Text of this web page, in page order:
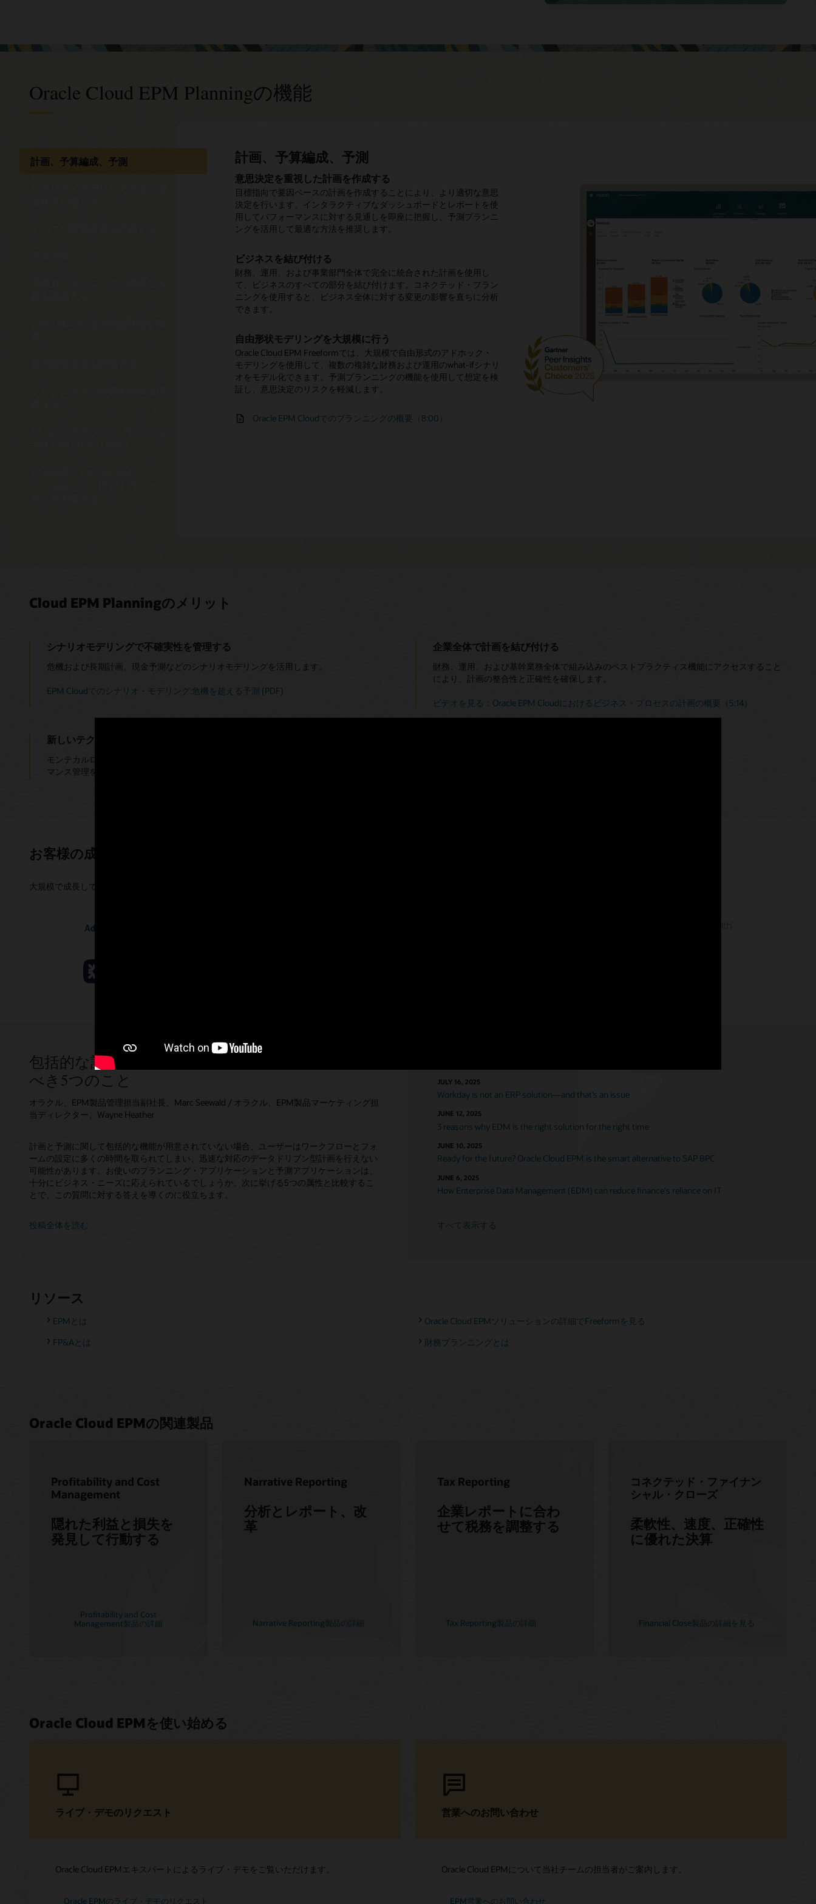
Oracle Cloud EPM Planningの機能
計画、予算編成、予測 計画、予算編成、予測
意思決定を重視した計画を作成する
目標指向で要因ベースの計画を作成することにより、より適切な意思
決定を行います。インタラクティブなダッシュボードとレポートを使
用してパフォーマンスに対する見通しを即座に把握し、予測プランニ
ングを活用して最適な方法を推奨します。
ビジネスを結び付ける
財務、運用、および事業部門全体で完全に統合された計画を使用し
て、ビジネスのすべての部分を結び付けます。コネクテッド・プラン
ニングを使用すると、ビジネス全体に対する変更の影響を直ちに分析
できます。
自由形状モデリングを大規模に行う
Oracle Cloud EPM Freeformでは、大規模で自由形式のアドホック・
モデリングを使用して、複数の複雑な財務および運用のwhat-ifシナリ
オをモデル化できます。予測プランニングの機能を使用して想定を検
証し、意思決定のリスクを軽減します。
Oracle EPM Cloudでのプランニングの概要（8:00）
シナリオ・モデリングであらゆる状況に備
える
洗練された財務インテリジェンスを適用する
財務インテリジェンスなどの強力な組み込み機能を活用して、複数の
シナリオを迅速にモデル化し、変化に迅速に対処します。
モンテカルロ・シミュレーションを使用して、さまざまなシナリオの
可能性を判断し、自身を持って決定できるようにします。
計画に合わせて戦略を調整する
資本構造を最適化する
さまざまな資金調達オプションをモデル化し、戦略が信用格付けと資
本構造に与える影響を理解します。
シナリオ計画で道筋を確認
すべての財務諸表を計画する
収益計画を最適化する
ビジネスに関連する特定の要因のディメンションを追加することによ
り、収益、売上、総マージンを正確に計画します。
すべての支出を計画する
の支出を計画します。事前に構築された統合により、人材および資本
計画に伴う支出を含めます。
バランス・シートを分析する
バランス・シートを損益計算書およびキャッシュ・フローと完全に統
て構成します。
キャッシュ・フローをモデル化する
短期、中期、および長期の完全に統合されたキャッシュ・フロー計画
を使用して、業務から得られる収入をモデル化します。
Financialsの概要（3:58）
現金予測
資金管理の自動化
現金、売掛金、買掛金、給与、税金、外部銀行データなど、関連する
すべてのデータストリームの収集を自動化します。資金ポジションに
関する包括的で信頼できるビューを1か所で得ることができます。
予測アルゴリズムを活用して日次または週次キャッシュ予測を自動生
成し、キャッシュ予測のスピードと精度を向上させることで、キャッ
シュフローを最適化します。自動化の促進とより頻繁な現金予測の更
新により、問題や好機を早期に発見できます。
予測的資金予測で迅速に対応しましょう。資金予測とシナリオ・プラ
ンニングを使用して次のステップを決定し、業務上および戦略上の是
正措置をより迅速に講じることで、全社的な利害関係者の連携を図る
ことができます。
Oracle Cloud ERP資金管理の詳細
労働力プランニングで優秀な人材を確保す
る
報酬に関する支出の計画
すぐに使用できる要因ベースのプランニングを使用して、従業員ご
と、ジョブ・コードごと、またはビジネスにとって意味のある詳細レ
ベルで報酬関連の支出を計画します。
財務とHRを一致させる
戦略的目標を達成するために必要な人材を確保します。事前構築され
たOracle Cloud Human Capital Management（HCM）への統合、およ
び他のサードパーティのクラウドHCMソリューションとの統合によ
り、HRとの協力体制を強化します。
使いやすいウィザードベースのプランニングを活用する
使いやすいプランニング・ウィザードを使用して、手当、税金費用な
どの複雑な従業員支出計算を管理します。
人材確保の概要（3:50）
Oracle Cloud EPM Strategic Workforce Planningの詳細（PDF）
Sales Planningで収益目標を達成
成功のための最適な割当
AIによる強力な予測計画の機能、柔軟なモデリングおよび分析を利用
して、市場や営業の担当領域のカバレッジを最適化し、データドリブ
ンな目標計画を実現します。
データドリブンな営業およびプロモーション計画ツールで、正確なキ
ー・アカウント計画を作成し、適切なプロモーション戦略を策定し、
コラボレーションを促進し、what-ifシナリオを実行します。
高度な販売予測
トメントを組み合わせ、セールス・パイプラインと財務実績のデータ
を使用して、可能な限り正確な予測を週次、月次、またはローリング
形式で提供します。
Ventana Revenue Performance Managementレポートを読む
Oracle Cloud EPM Sales Planningの詳細（PDF）
資本資産支出を計画する
設備投資のライフサイクル全体を追跡する
投資資産とリース資産のキャッシュ・フローおよび資金調達計画を作
成します。また、新しい資本資産を計画し、資産の存続期間中の減価
償却と一括償却については、あらかじめ用意された計算を利用しま
す。
資産関連の支出を計画する
修理や保険など、資産関連の支出を簡単にモデル化できます。除却、
譲渡、改修などのプロセスを自動化します。
無形資産の計画
の無形資産の計画を作成します。
資本的支出を確認する
資産の概要レポート、実際の差異と計画の差異など、資本的支出の全
体的な分析を行います。資産クラスおよびビジネス・ユニットごとの
影響を確認してください。
プロジェクトの財務的側面を理解する
すべてのプロジェクト・タイプをモデル化する
あらかじめ用意された要因を使用して、短期プロジェクトと長期プロ
ジェクトの両方に関連するコストを計画します。このようなものとし
て、IT、研究開発、マーケティング・キャンペーンなどの内部プロジ
ェクトのほか、契約ベースのプロジェクトや、建設、エンジニアリン
プロジェクトが挙げられます。
詳細なプロジェクトのコストと収益を計画する
プロジェクトの財務的な影響を把握します。個々の従業員と資産関連
のコスト、および予期される収益の計画に役立つ要因を使用します。
プロジェクトのパフォーマンスを追跡する
事前に作成された指標を使用して、プロジェクトの収益、支出、およ
びキャッシュ・フローを追跡します。正味現在価値、投資回収、投資
収益率などのパフォーマンス指標を活用します。
Integrated Business Planning and
Execution（IBPx）
計画、実行、財務、および運用を接続
計画を実行に移してアクティビティを監視し、IoT、AI、および規範
分析を使用して想定外のイベントを検出します。代替の対応策をシミ
ュレートおよび評価して、ビジネス目標を維持または改善します。
決定までの時間を短縮
計画と実行のリアルタイムな詳細情報を活用して、望ましくない傾向
に迅速、効果的に対処します。
プロセス全体にわたる統合ビュー
により、短期および長期の戦略的計画を改善します。
ソリューションの詳細を見る
IPMでデータ主導型の財務を実現
IPMは、データ・サイエンスと機械学習を適用して、財務のプロフェ
ッショナルがデータ・ドリブンな考え方にシフトできるようにしま
す。それにより、ビジネスの主要な領域にインパクトを与え、潜在的
な機会を利用できるようにします。
財務データと運用データのパターンを特定して活用し、精度を向上さ
せます。最新の実績に基づく予測を実行し、それらを計画に織り込ん
で、よりタイムリーで客観的な判断を下します。
インサイトによってデータ分析をスピードアップし、アクシ
組み込みのAIとMLを使用して、計画、予測、および差異を継続的に
モニターし、異常、バイアス、および隠れた相関についてアラートを
受け取ります。適切なタイミングで適切な措置を講じられるように、
適切なインサイトが迅速に提供されます。
インサイトの概要を見る (1:05)
Cloud EPM Planningのメリット
シナリオモデリングで不確実性を管理する
危機および長期計画、現金予測などのシナリオモデリングを活用します。
EPM Cloudでのシナリオ・モデリング:危機を超える予測 (PDF)
企業全体で計画を結び付ける
財務、運用、および基幹業務全体で組み込みのベストプラクティス機能にアクセスすること
により、計画の整合性と正確性を確保します。
ビデオを見る：Oracle EPM Cloudにおけるビジネス・プロセスの計画の概要（5:14）
新しいテクノロジーでユーザーを支援する
モンテカルロ・シミュレーション、予測プランニング、およびインテリジェントなパフォー
マンス管理を活用して、より適切な意思決定を行います。
お客様の成功に向けた計画策定
大規模で成長している企業コミュニティは、接続されたインテリジェントなプロジェクト管理により、組織全体のプロジェクト・パフォーマンスを向上させています。
包括的な計画および予測ソリューションに備える
べき5つのこと
オラクル、EPM製品管理担当副社長、Marc Seewald / オラクル、EPM製品マーケティング担
当ディレクター、Wayne Heather
計画と予測に関して包括的な機能が用意されていない場合、ユーザーはワークフローとフォ
ームの設定に多くの時間を取られてしまい、迅速な対応のデータドリブン型計画を行えない
可能性があります。お使いのプランニング・アプリケーションと予測アプリケーションは、
十分にビジネス・ニーズに応えられているでしょうか。次に挙げる5つの属性と比較するこ
とで、この質問に対する答えを導くのに役立ちます。
投稿全体を読む
JULY 16, 2025
Workday is not an ERP solution—and that’s an issue
JUNE 12, 2025
3 reasons why EDM is the right solution for the right time
JUNE 10, 2025
Ready for the future? Oracle Cloud EPM is the smart alternative to SAP BPC
JUNE 6, 2025
How Enterprise Data Management (EDM) can reduce finance's reliance on IT
すべて表示する
リソース
EPMとは
FP&Aとは
Oracle Cloud EPMソリューションの詳細でFreeformを見る
財務プランニングとは
Oracle Cloud EPMの関連製品
Profitability and Cost
Management
隠れた利益と損失を
発見して行動する
Profitability and Cost
Management製品の詳細
Narrative Reporting
分析とレポート、改
革
Narrative Reporting製品の詳細
Tax Reporting
企業レポートに合わ
せて税務を調整する
Tax Reporting製品の詳細
コネクテッド・ファイナン
シャル・クローズ
柔軟性、速度、正確性
に優れた決算
Financial Close製品の詳細を見る
Oracle Cloud EPMを使い始める
ライブ・デモのリクエスト
Oracle Cloud EPMエキスパートによるライブ・デモをご覧いただけます。
Oracle EPMのライブ・デモのリクエスト
営業へのお問い合わせ
Oracle Cloud EPMについて当社チームの担当者がご案内します。
EPM営業へのお問い合わせ